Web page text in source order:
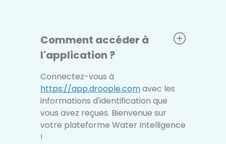
Comment accéder à
l'application ?
Connectez-vous à
https://app.droople.comavec les
informations d'identification que
vous avez reçues. Bienvenue sur
votre plateforme Water Intelligence
!